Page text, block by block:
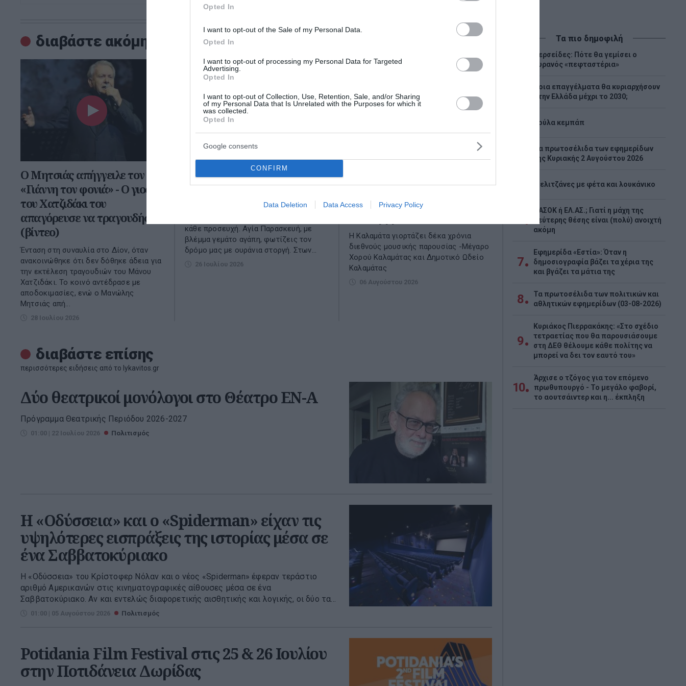
Opted In
I want to opt-out of the Sale of my Personal Data.
Opted In
I want to opt-out of processing my Personal Data for Targeted
Advertising.
Opted In
I want to opt-out of Collection, Use, Retention, Sale, and/or Sharing
of my Personal Data that Is Unrelated with the Purposes for which it
was collected.
Opted In
Google consents
CONFIRM
Data Deletion Data Access Privacy Policy
διαβάστε ακόμη
Ο Μητσιάς απήγγειλε τον
«Γιάννη τον φονιά» - Ο γιος
του Χατζιδάκι του
απαγόρευσε να τραγουδήσει
(βίντεο)
Ένταση στη συναυλία στο Δίον, όταν
ανακοινώθηκε ότι δεν δόθηκε άδεια για
την εκτέλεση τραγουδιών του Μάνου
Χατζιδάκι. Το κοινό αντέδρασε με
αποδοκιμασίες, ενώ ο Μανώλης
Μητσιάς απή...
28 Ιουλίου 2026
Το ποίημα της Κυριακής:
Στην Αγία Παρασκευή
Στης πίστης το γλυκό φως ανθίζει η
κάθε προσευχή. Αγία Παρασκευή, με
βλέμμα γεμάτο αγάπη, φωτίζεις τον
δρόμο μας με ουράνια στοργή. Στων...
26 Ιουλίου 2026
Ημέρες Καλαμάτας από τις
24 Αυγούστου έως τις 6
Η Καλαμάτα γιορτάζει δέκα χρόνια
διεθνούς μουσικής παρουσίας -Μέγαρο
Χορού Καλαμάτας και Δημοτικό Ωδείο
Καλαμάτας
06 Αυγούστου 2026
διαβάστε επίσης
περισσότερες ειδήσεις από το lykavitos.gr
Δύο θεατρικοί μονόλογοι στο Θέατρο ΕΝ-Α
Πρόγραμμα Θεατρικής Περιόδου 2026-2027
01:00 | 22 Ιουλίου 2026 Πολιτισμός
Η «Οδύσσεια» και ο «Spiderman» είχαν τις
υψηλότερες εισπράξεις της ιστορίας μέσα σε
ένα Σαββατοκύριακο
Η «Οδύσσεια» του Κρίστοφερ Νόλαν και ο νέος «Spiderman» έφεραν τεράστιο
αριθμό Αμερικανών στις κινηματογραφικές αίθουσες μέσα σε ένα
Σαββατοκύριακο. Αν και εντελώς διαφορετικής αισθητικής και λογικής, οι δύο τα...
01:00 | 05 Αυγούστου 2026 Πολιτισμός
Potidania Film Festival στις 25 & 26 Ιουλίου
στην Ποτιδάνεια Δωρίδας
Τα πιο δημοφιλή
Περσείδες: Πότε θα γεμίσει ο
ουρανός «πεφταστέρια»
Ποια επαγγέλματα θα κυριαρχήσουν
στην Ελλάδα μέχρι το 2030;
Λούλα κεμπάπ
Tα πρωτοσέλιδα των εφημερίδων
της Κυριακής 2 Αυγούστου 2026
Μελιτζάνες με φέτα και λουκάνικο
ΠΑΣΟΚ ή ΕΛ.ΑΣ.; Γιατί η μάχη της
δεύτερης θέσης είναι (πολύ) ανοιχτή
ακόμη
7
Εφημερίδα «Εστία»: Όταν η
δημοσιογραφία βάζει τα χέρια της
και βγάζει τα μάτια της
8
Τα πρωτοσέλιδα των πολιτικών και
αθλητικών εφημερίδων (03-08-2026)
9
Κυριάκος Πιερρακάκης: «Στο σχέδιο
τετραετίας που θα παρουσιάσουμε
στη ΔΕΘ θέλουμε κάθε πολίτης να
μπορεί να δει τον εαυτό του»
10
Άρχισε ο τζόγος για τον επόμενο
πρωθυπουργό - Το μεγάλο φαβορί,
το αουτσάιντερ και η... έκπληξη